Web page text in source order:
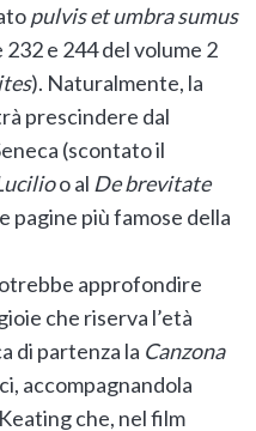
pulvis et umbra sumus
e 244 del volume 2
). Naturalmente, la
prescindere dal
(scontato il
o al De brevitate
pagine più famose della
approfondire
che riserva l’età
di partenza la Canzona
accompagnandola
che, nel film